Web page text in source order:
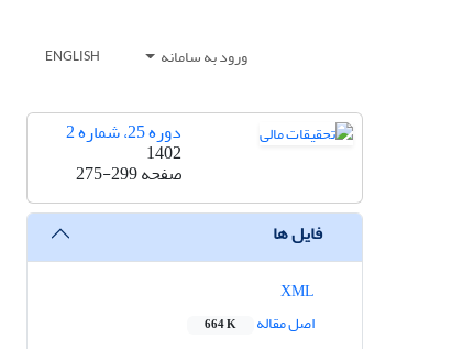
ورود به سامانه ENGLISH
دوره 25، شماره 2
1402
صفحه275-299
فایل ها
اصل مقاله
664 K